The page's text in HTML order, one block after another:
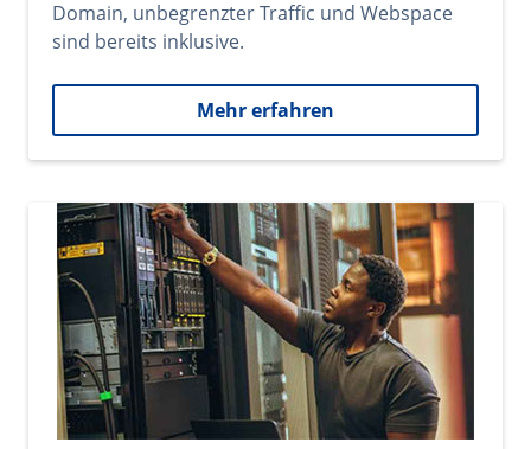
Domain, unbegrenzter Traffic und Webspace
sind bereits inklusive.
Mehr erfahren